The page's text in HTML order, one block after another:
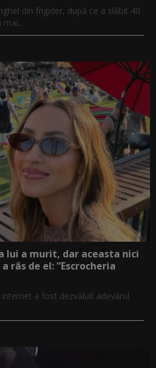
din frigider, după ce a slăbit 40
mai...
lui a murit, dar aceasta nici
râs de el: ”Escrocheria
a fost dezvăluit adevărul